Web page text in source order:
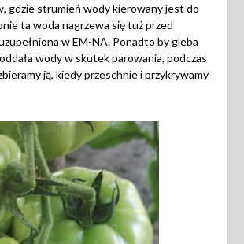
gdzie strumień wody kierowany jest do
ta woda nagrzewa się tuż przed
w EM-NA. Ponadto by gleba
wody w skutek parowania, podczas
ją, kiedy przeschnie i przykrywamy